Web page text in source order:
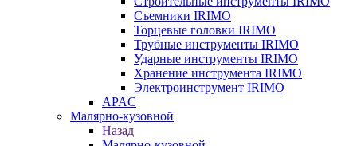
Съемники IRIMO
Торцевые головки IRIMO
Трубные инструменты IRIMO
Ударные инструменты IRIMO
Хранение инструмента IRIMO
Электроинструмент IRIMO
APAC
Малярно-кузовной
Назад